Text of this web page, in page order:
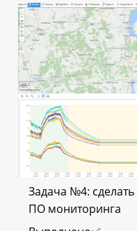
Задача №4:
ПО мониторинга